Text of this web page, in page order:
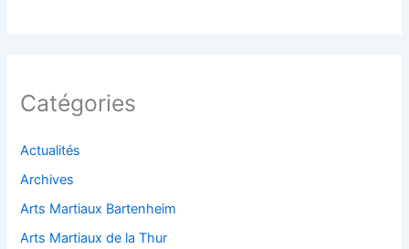
Catégories
Actualités
Archives
Arts Martiaux Bartenheim
Arts Martiaux de la Thur